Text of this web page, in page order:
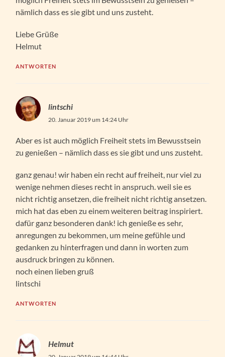
nämlich dass es sie gibt und uns zusteht.
Liebe Grüße
Helmut
ANTWORTEN
lintschi
20. Januar 2019 um 14:24 Uhr
Aber es ist auch möglich Freiheit stets im Bewusstsein
zu genießen – nämlich dass es sie gibt und uns zusteht.
ganz genau! wir haben ein recht auf freiheit, nur viel zu
wenige nehmen dieses recht in anspruch. weil sie es
nicht richtig ansetzen, die freiheit nicht richtig ansetzen.
mich hat das eben zu einem weiteren beitrag inspiriert.
dafür ganz besonderen dank! ich genieße es sehr,
anregungen zu bekommen, um meine gefühle und
gedanken zu hinterfragen und dann in worten zum
ausdruck bringen zu können.
noch einen lieben gruß
lintschi
ANTWORTEN
Helmut